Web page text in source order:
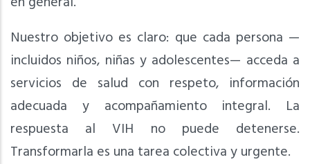
Nuestro objetivo es claro: que cada persona —
incluidos niños, niñas y adolescentes— acceda a
servicios de salud con respeto, información
adecuada y acompañamiento integral. La
respuesta al VIH no puede detenerse.
Transformarla es una tarea colectiva y urgente.